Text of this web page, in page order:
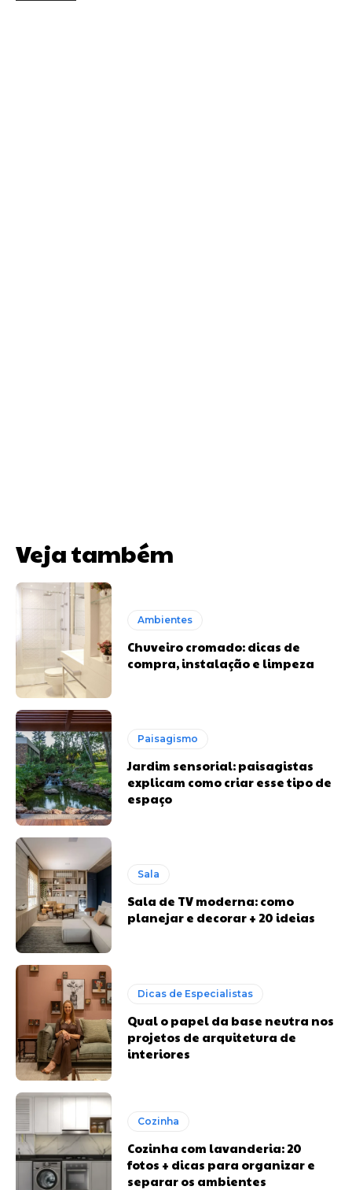
Veja também
Ambientes
Chuveiro cromado: dicas de
compra, instalação e limpeza
Paisagismo
Jardim sensorial: paisagistas
explicam como criar esse tipo de
espaço
Sala
Sala de TV moderna: como
planejar e decorar + 20 ideias
Dicas de Especialistas
Qual o papel da base neutra nos
projetos de arquitetura de
interiores
Cozinha
Cozinha com lavanderia: 20
fotos + dicas para organizar e
separar os ambientes